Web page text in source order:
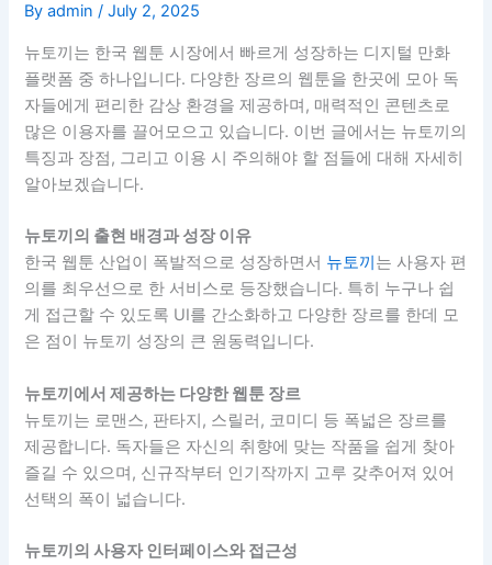
Byadmin/July 2, 2025
뉴토끼는 한국 웹툰 시장에서 빠르게 성장하는 디지털 만화
플랫폼 중 하나입니다. 다양한 장르의 웹툰을 한곳에 모아 독
자들에게 편리한 감상 환경을 제공하며, 매력적인 콘텐츠로
많은 이용자를 끌어모으고 있습니다. 이번 글에서는 뉴토끼의
특징과 장점, 그리고 이용 시 주의해야 할 점들에 대해 자세히
알아보겠습니다.
뉴토끼의 출현 배경과 성장 이유
한국 웹툰 산업이 폭발적으로 성장하면서 뉴토끼는 사용자 편
의를 최우선으로 한 서비스로 등장했습니다. 특히 누구나 쉽
게 접근할 수 있도록 UI를 간소화하고 다양한 장르를 한데 모
은 점이 뉴토끼 성장의 큰 원동력입니다.
뉴토끼에서 제공하는 다양한 웹툰 장르
뉴토끼는 로맨스, 판타지, 스릴러, 코미디 등 폭넓은 장르를
제공합니다. 독자들은 자신의 취향에 맞는 작품을 쉽게 찾아
즐길 수 있으며, 신규작부터 인기작까지 고루 갖추어져 있어
선택의 폭이 넓습니다.
뉴토끼의 사용자 인터페이스와 접근성